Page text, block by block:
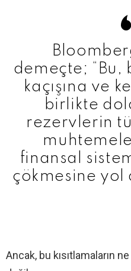
demeçte; “Bu,
kaçışına ve
birlikte
rezervlerin
finansal
çökmesine yol
Ancak, bu kısıtlamaların